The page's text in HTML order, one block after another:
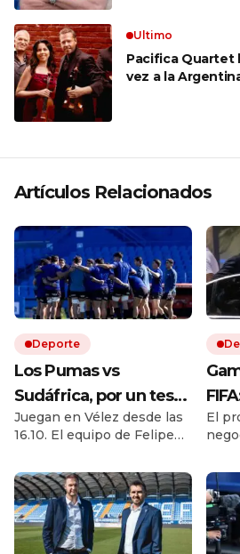
Ultimo
Pacifica Quartet
vez a la
Artículos Relacionados
Deporte
Los Pumas vs
Sudáfrica, por un test
match EN VIVO: a qué
hora juegan,
formaciones y cómo
ver el partido
Juegan en Vélez desde las
16.10. El equipo de Felipe
cuatro debutantes. Por
ESPN y Disney +
la
El
de